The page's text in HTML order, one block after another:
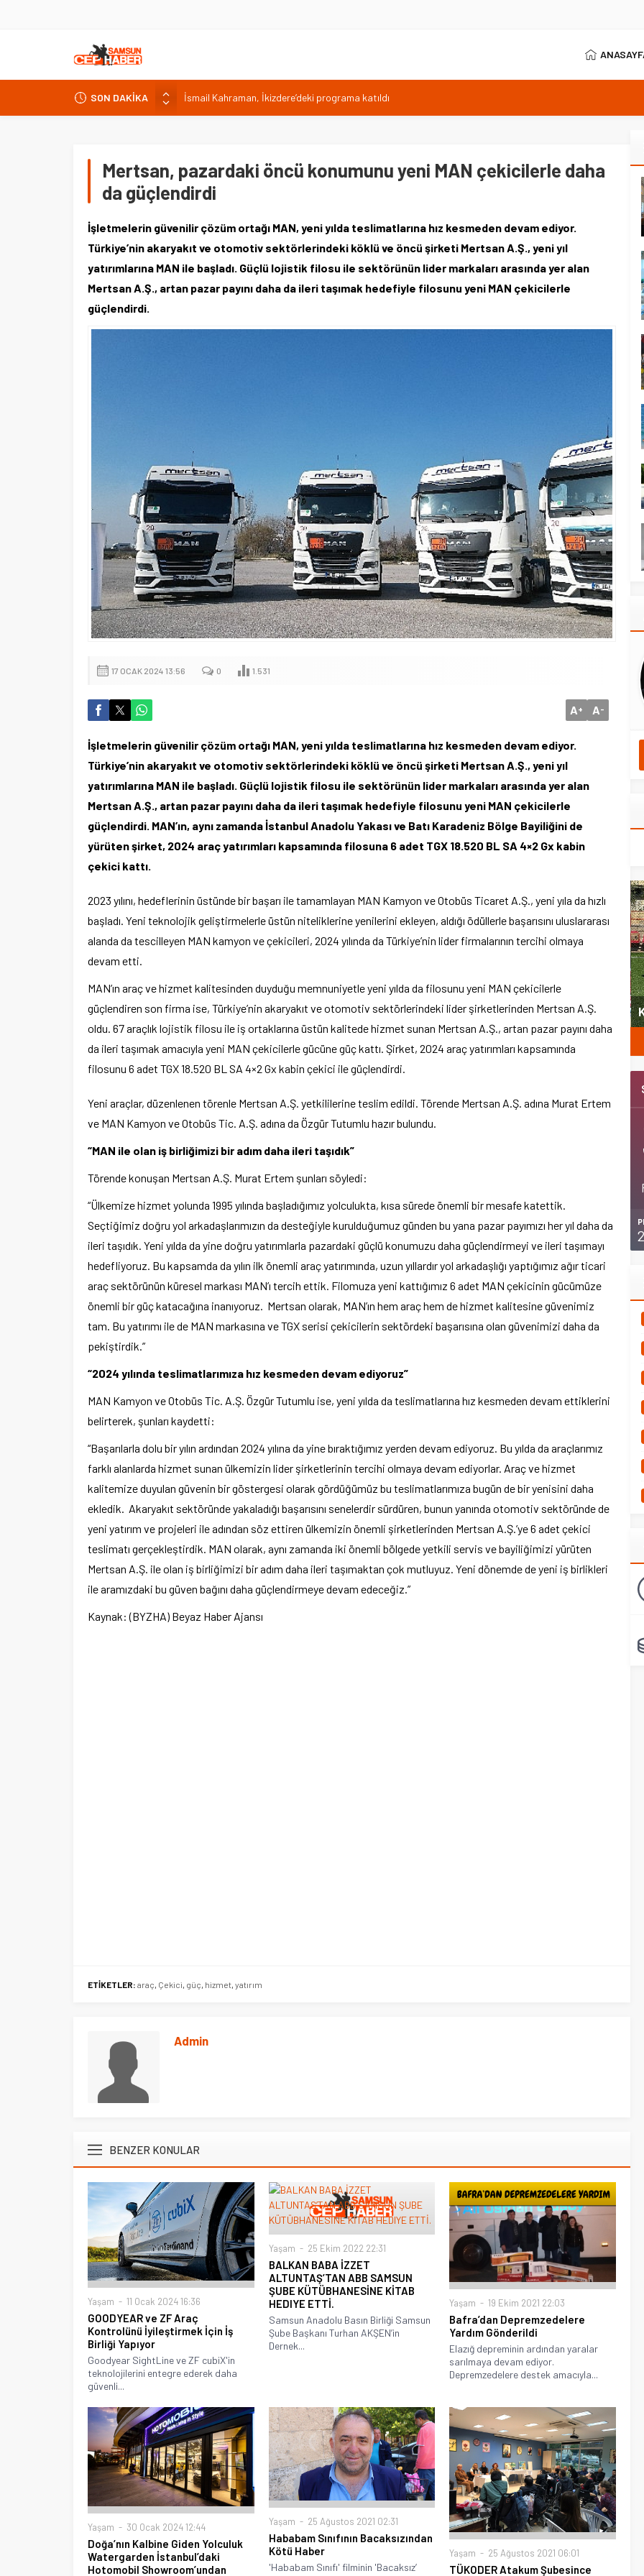
SON DAKİKA
Malatya Havalimanı Eylülde Açılıyor, Kuzey Çevre Yolu Ekimde
Akülü aracındayken otomobilin çarptığı emekli astsubay öldü
Isparta’da bisiklet kupası heyecanı 371 sporcuyla sürüyor
İsmail Kahraman, İkizdere’deki programa katıldı
Mertsan, pazardaki öncü konumunu yeni MAN çekicilerle daha
da güçlendirdi
İşletmelerin güvenilir çözüm ortağı MAN, yeni yılda teslimatlarına hız kesmeden devam ediyor.
Türkiye’nin akaryakıt ve otomotiv sektörlerindeki köklü ve öncü şirketi Mertsan A.Ş., yeni yıl
yatırımlarına MAN ile başladı. Güçlü lojistik filosu ile sektörünün lider markaları arasında yer alan
Mertsan A.Ş., artan pazar payını daha da ileri taşımak hedefiyle filosunu yeni MAN çekicilerle
güçlendirdi.
17 OCAK 2024 13:56 0 1.531
A+ A-
İşletmelerin güvenilir çözüm ortağı MAN, yeni yılda teslimatlarına hız kesmeden devam ediyor.
Türkiye’nin akaryakıt ve otomotiv sektörlerindeki köklü ve öncü şirketi Mertsan A.Ş., yeni yıl
yatırımlarına MAN ile başladı. Güçlü lojistik filosu ile sektörünün lider markaları arasında yer alan
Mertsan A.Ş., artan pazar payını daha da ileri taşımak hedefiyle filosunu yeni MAN çekicilerle
güçlendirdi. MAN’ın, aynı zamanda İstanbul Anadolu Yakası ve Batı Karadeniz Bölge Bayiliğini de
yürüten şirket, 2024 araç yatırımları kapsamında filosuna 6 adet TGX 18.520 BL SA 4×2 Gx kabin
çekici kattı.
2023 yılını, hedeflerinin üstünde bir başarı ile tamamlayan MAN Kamyon ve Otobüs Ticaret A.Ş., yeni yıla da hızlı
başladı. Yeni teknolojik geliştirmelerle üstün niteliklerine yenilerini ekleyen, aldığı ödüllerle başarısını uluslararası
alanda da tescilleyen MAN kamyon ve çekicileri, 2024 yılında da Türkiye’nin lider firmalarının tercihi olmaya
devam etti.
MAN’ın araç ve hizmet kalitesinden duyduğu memnuniyetle yeni yılda da filosunu yeni MAN çekicilerle
güçlendiren son firma ise, Türkiye’nin akaryakıt ve otomotiv sektörlerindeki lider şirketlerinden Mertsan A.Ş.
oldu. 67 araçlık lojistik filosu ile iş ortaklarına üstün kalitede hizmet sunan Mertsan A.Ş., artan pazar payını daha
da ileri taşımak amacıyla yeni MAN çekicilerle gücüne güç kattı. Şirket, 2024 araç yatırımları kapsamında
filosunu 6 adet TGX 18.520 BL SA 4×2 Gx kabin çekici ile güçlendirdi.
Yeni araçlar, düzenlenen törenle Mertsan A.Ş. yetkililerine teslim edildi. Törende Mertsan A.Ş. adına Murat Ertem
ve MAN Kamyon ve Otobüs Tic. A.Ş. adına da Özgür Tutumlu hazır bulundu.
“MAN ile olan iş birliğimizi bir adım daha ileri taşıdık”
Törende konuşan Mertsan A.Ş. Murat Ertem şunları söyledi:
“Ülkemize hizmet yolunda 1995 yılında başladığımız yolculukta, kısa sürede önemli bir mesafe katettik.
Seçtiğimiz doğru yol arkadaşlarımızın da desteğiyle kurulduğumuz günden bu yana pazar payımızı her yıl daha da
ileri taşıdık. Yeni yılda da yine doğru yatırımlarla pazardaki güçlü konumuzu daha güçlendirmeyi ve ileri taşımayı
hedefliyoruz. Bu kapsamda da yılın ilk önemli araç yatırımında, uzun yıllardır yol arkadaşlığı yaptığımız ağır ticari
araç sektörünün küresel markası MAN’ı tercih ettik. Filomuza yeni kattığımız 6 adet MAN çekicinin gücümüze
önemli bir güç katacağına inanıyoruz. Mertsan olarak, MAN’ın hem araç hem de hizmet kalitesine güvenimiz
tam. Bu yatırımı ile de MAN markasına ve TGX serisi çekicilerin sektördeki başarısına olan güvenimizi daha da
pekiştirdik.”
“2024 yılında teslimatlarımıza hız kesmeden devam ediyoruz”
MAN Kamyon ve Otobüs Tic. A.Ş. Özgür Tutumlu ise, yeni yılda da teslimatlarına hız kesmeden devam ettiklerini
belirterek, şunları kaydetti:
“Başarılarla dolu bir yılın ardından 2024 yılına da yine bıraktığımız yerden devam ediyoruz. Bu yılda da araçlarımız
farklı alanlarda hizmet sunan ülkemizin lider şirketlerinin tercihi olmaya devam ediyorlar. Araç ve hizmet
kalitemize duyulan güvenin bir göstergesi olarak gördüğümüz bu teslimatlarımıza bugün de bir yenisini daha
ekledik. Akaryakıt sektöründe yakaladığı başarısını senelerdir sürdüren, bunun yanında otomotiv sektöründe de
yeni yatırım ve projeleri ile adından söz ettiren ülkemizin önemli şirketlerinden Mertsan A.Ş.’ye 6 adet çekici
teslimatı gerçekleştirdik. MAN olarak, aynı zamanda iki önemli bölgede yetkili servis ve bayiliğimizi yürüten
Mertsan A.Ş. ile olan iş birliğimizi bir adım daha ileri taşımaktan çok mutluyuz. Yeni dönemde de yeni iş birlikleri
ile aramızdaki bu güven bağını daha güçlendirmeye devam edeceğiz.”
Kaynak: (BYZHA) Beyaz Haber Ajansı
ETİKETLER: araç, Çekici, güç, hizmet, yatırım
Admin
BENZER KONULAR
Yaşam 11 Ocak 2024 16:36
GOODYEAR ve ZF Araç
Kontrolünü İyileştirmek İçin İş
Birliği Yapıyor
Goodyear SightLine ve ZF cubiX'in
teknolojilerini entegre ederek daha
güvenli...
Yaşam 25 Ekim 2022 22:31
BALKAN BABA İZZET
ALTUNTAŞ’TAN ABB SAMSUN
ŞUBE KÜTÜBHANESİNE KİTAB
HEDIYE ETTİ.
Samsun Anadolu Basın Birliği Samsun
Şube Başkanı Turhan AKŞEN’in
Dernek...
Yaşam 19 Ekim 2021 22:03
Bafra’dan Depremzedelere
Yardım Gönderildi
Elazığ depreminin ardından yaralar
sarılmaya devam ediyor.
Depremzedelere destek amacıyla...
Yaşam 30 Ocak 2024 12:44
Doğa’nın Kalbine Giden Yolculuk
Watergarden İstanbul’daki
Hotomobil Showroom’undan
Yaşam 25 Ağustos 2021 02:31
Hababam Sınıfının Bacaksızından
Kötü Haber
'Hababam Sınıfı' filminin 'Bacaksız’
Yaşam 25 Ağustos 2021 06:01
TÜKODER Atakum Şubesince
Ege Üniversitesi Spor Kulübüne yeni
merkez tahsis edildi
Şubat’ta spor ve heyecan var